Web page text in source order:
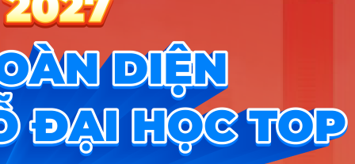
Quốc
Gia
8
Đại Học
Kinh Tế
Dân
7340120
Đại học